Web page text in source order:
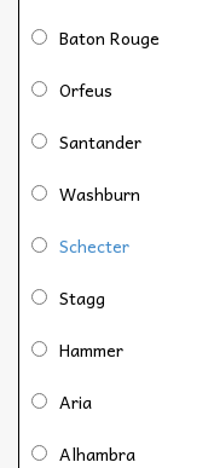
Baton Rouge
Orfeus
Santander
Washburn
Schecter
Stagg
Hammer
Aria
Alhambra